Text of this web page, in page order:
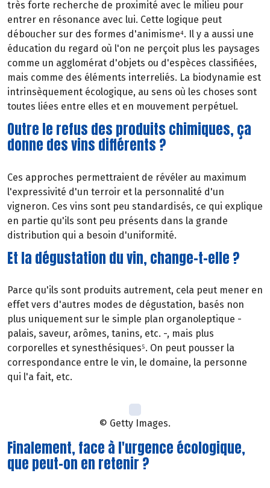
très forte recherche de proximité avec le milieu pour
entrer en résonance avec lui. Cette logique peut
déboucher sur des formes d'animisme⁴. Il y a aussi une
éducation du regard où l'on ne perçoit plus les paysages
comme un agglomérat d'objets ou d'espèces classifiées,
mais comme des éléments interreliés. La biodynamie est
intrinsèquement écologique, au sens où les choses sont
toutes liées entre elles et en mouvement perpétuel.
Outre le refus des produits chimiques, ça
donne des vins différents ?
Ces approches permettraient de révéler au maximum
l'expressivité d'un terroir et la personnalité d'un
vigneron. Ces vins sont peu standardisés, ce qui explique
en partie qu'ils sont peu présents dans la grande
distribution qui a besoin d'uniformité.
Et la dégustation du vin, change-t-elle ?
Parce qu'ils sont produits autrement, cela peut mener en
effet vers d'autres modes de dégustation, basés non
plus uniquement sur le simple plan organoleptique -
palais, saveur, arômes, tanins, etc. -, mais plus
corporelles et synesthésiques⁵. On peut pousser la
correspondance entre le vin, le domaine, la personne
qui l'a fait, etc.
© Getty Images.
Finalement, face à l'urgence écologique,
que peut-on en retenir ?